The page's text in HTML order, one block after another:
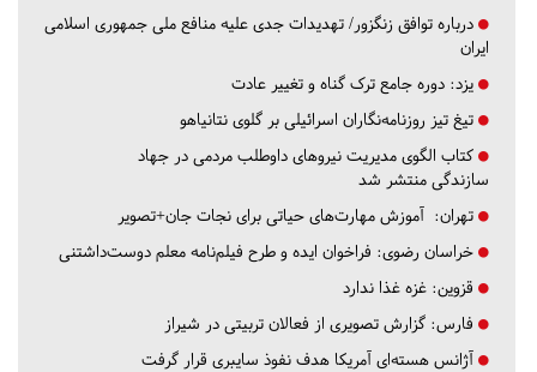
درباره توافق زنگزور/ تهدیدات جدی علیه منافع ملی جمهوری اسلامی
ایران
یزد: دوره جامع ترک گناه و تغییر عادت
تیغ تیز روزنامه‌نگاران اسرائیلی بر گلوی نتانیاهو
کتاب الگوی مدیریت نیروهای داوطلب مردمی در جهاد
سازندگی منتشر شد
تهران: آموزش مهارت‌های حیاتی برای نجات جان+تصویر
خراسان رضوی: فراخوان ایده و طرح فیلم‌نامه معلم دوست‌داشتنی
قزوین: غزه غذا ندارد
فارس: گزارش تصویری از فعالان تربیتی در شیراز
آژانس هسته‌ای آمریکا هدف نفوذ سایبری قرار گرفت